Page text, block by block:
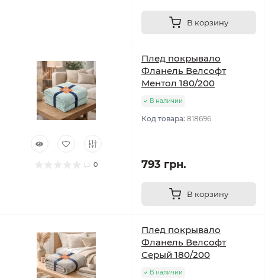
В корзину
0
Плед покрывало
Фланель Велсофт
Ментол 180/200
В наличии
Код товара: 818696
793 грн.
В корзину
Плед покрывало
Фланель Велсофт
Серый 180/200
В наличии